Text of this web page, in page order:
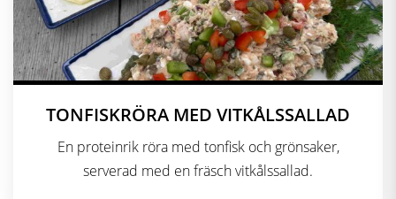
TONFISKRÖRA MED VITKÅLSSALLAD
En proteinrik röra med tonfisk och grönsaker,
serverad med en fräsch vitkålssallad.